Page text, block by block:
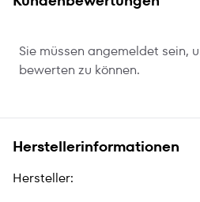
Sie müssen angemeldet sein,
bewerten zu können.
Herstellerinformationen
Hersteller: